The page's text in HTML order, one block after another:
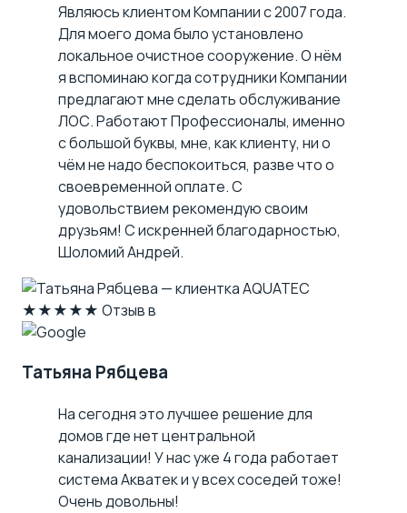
Являюсь клиентом Компании с 2007 года.
Для моего дома было установлено
локальное очистное сооружение. О нём
я вспоминаю когда сотрудники Компании
предлагают мне сделать обслуживание
ЛОС. Работают Профессионалы, именно
с большой буквы, мне, как клиенту, ни о
чём не надо беспокоиться, разве что о
своевременной оплате. С
удовольствием рекомендую своим
друзьям! С искренней благодарностью,
Шоломий Андрей.
★★★★★ Отзыв в
Татьяна Рябцева
На сегодня это лучшее решение для
домов где нет центральной
канализации! У нас уже 4 года работает
система Акватек и у всех соседей тоже!
Очень довольны!